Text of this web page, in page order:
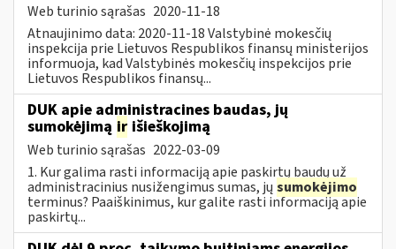
Web turinio sąrašas 2020-11-18
Atnaujinimo data: 2020-11-18 Valstybinė mokesčių
inspekcija prie Lietuvos Respublikos finansų ministerijos
informuoja, kad Valstybinės mokesčių inspekcijos prie
Lietuvos Respublikos finansų...
DUK apie administracines baudas, jų
sumokėjimą ir išieškojimą
Web turinio sąrašas 2022-03-09
1. Kur galima rasti informaciją apie paskirtų baudų už
administracinius nusižengimus sumas, jų sumokėjimo
terminus? Paaiškinimus, kur galite rasti informaciją apie
paskirtų...